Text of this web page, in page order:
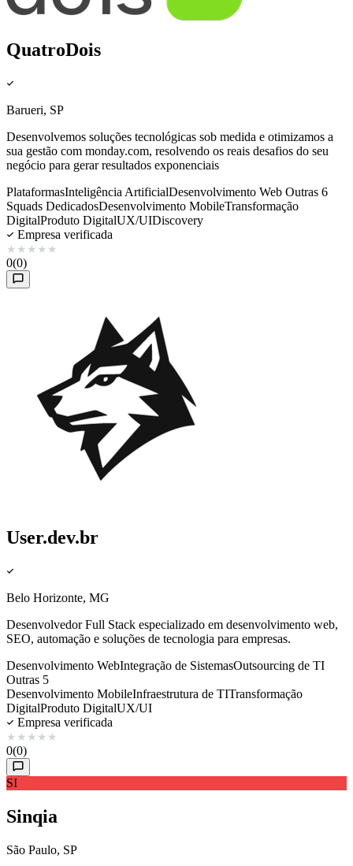
QuatroDois
Barueri, SP
Desenvolvemos soluções tecnológicas sob medida e otimizamos a
sua gestão com monday.com, resolvendo os reais desafios do seu
negócio para gerar resultados exponenciais
PlataformasInteligência ArtificialDesenvolvimento Web Outras 6
Squads DedicadosDesenvolvimento MobileTransformação
DigitalProduto DigitalUX/UIDiscovery
Empresa verificada
★ ★ ★ ★ ★
0(0)
User.dev.br
Belo Horizonte, MG
Desenvolvedor Full Stack especializado em desenvolvimento web,
SEO, automação e soluções de tecnologia para empresas.
Desenvolvimento WebIntegração de SistemasOutsourcing de TI
Outras 5
Desenvolvimento MobileInfraestrutura de TITransformação
DigitalProduto DigitalUX/UI
Empresa verificada
★ ★ ★ ★ ★
0(0)
SI
Sinqia
São Paulo, SP